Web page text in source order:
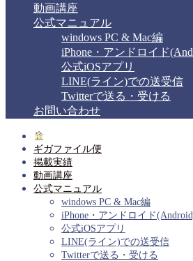
動画講座
公式マニュアル
windows PC & Mac編
iPhone・アンドロイド
公式iOSアプリ
LINE(ライン)での送受信
Twitterで送る・受ける
お問い合わせ
ギガファイル便
掲載実績
動画講座
公式マニュアル
windows PC & Mac編
iPhone・アンドロイド
公式iOSアプリ
LINE(ライン)での送受信
Twitterで送る・受ける